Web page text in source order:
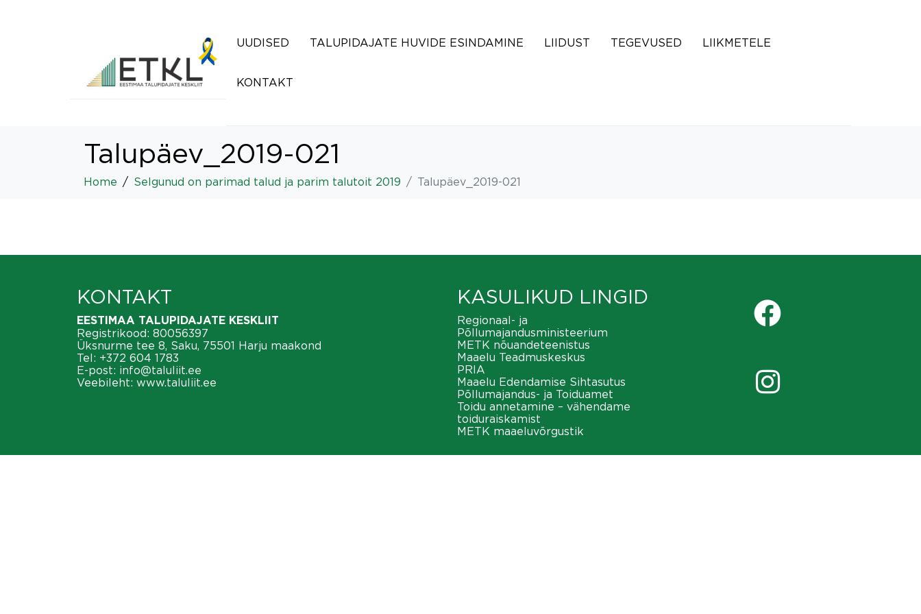
UUDISED TALUPIDAJATE HUVIDE ESINDAMINE LIIDUST TEGEVUSED LIIKMETELE
KONTAKT
Talupäev_2019-021
Home Selgunud on parimad talud ja parim talutoit 2019 Talupäev_2019-021
KONTAKT
EESTIMAA TALUPIDAJATE KESKLIIT
Registrikood: 80056397
Üksnurme tee 8, Saku, 75501 Harju maakond
Tel: +372 604 1783
E-post: info@taluliit.ee
Veebileht: www.taluliit.ee
KASULIKUD LINGID
Regionaal- ja
Põllumajandusministeerium
METK nõuandeteenistus
Maaelu Teadmuskeskus
PRIA
Maaelu Edendamise Sihtasutus
Põllumajandus- ja Toiduamet
Toidu annetamine – vähendame
toiduraiskamist
METK maaeluvõrgustik